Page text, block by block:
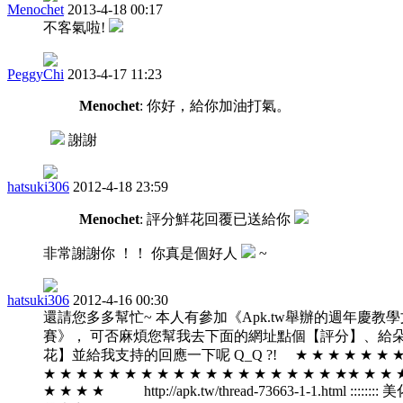
Menochet 2013-4-18 00:17
不客氣啦!
PeggyChi 2013-4-17 11:23
Menochet: 你好，給你加油打氣。
謝謝
hatsuki306 2012-4-18 23:59
Menochet: 評分鮮花回覆已送給你
非常謝謝你 ！！ 你真是個好人 ~
hatsuki306 2012-4-16 00:30
還請您多多幫忙~ 本人有參加《Apk.tw舉辦的週年慶教學
賽》， 可否麻煩您幫我去下面的網址點個【評分】、給
花】並給我支持的回應一下呢 Q_Q ?! ★ ★ ★ ★ ★ ★
★ ★ ★ ★ ★ ★ ★ ★ ★ ★ ★ ★ ★ ★ ★ ★ ★ ★ ★★ ★ ★
★ ★ ★ ★ http://apk.tw/thread-73663-1-1.html :::::::: 美